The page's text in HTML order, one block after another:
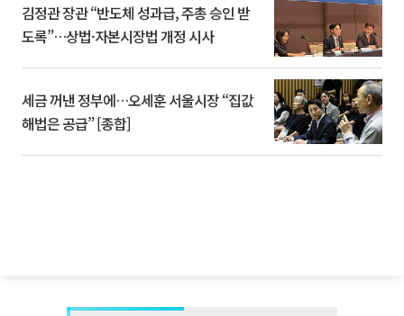
김정관 장관 “반도체 성과급, 주총 승인 받
도록”…상법·자본시장법 개정 시사
세금 꺼낸 정부에…오세훈 서울시장 “집값
해법은 공급” [종합]